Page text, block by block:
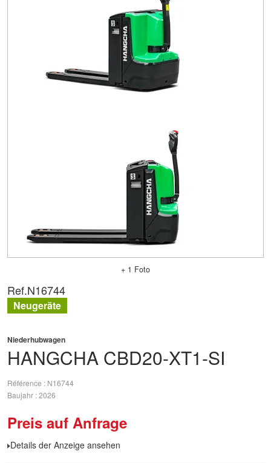
+ 1 Foto
HANGCHA CBD20-XT1-SI
Niederhubwagen
Référence
N16744
Baujahr 2026
Preis auf Anfrage
Details der Anzeige ansehen
Ref.N16744
Neugeräte